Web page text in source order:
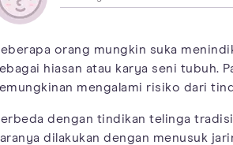
orang mungkin suka
hiasan atau karya seni tubuh.
mengalami risiko dari
dengan tindikan telinga
dilakukan dengan menusuk